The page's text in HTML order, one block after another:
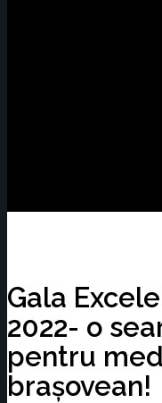
Gala
2022- o
pentru
brașovean!